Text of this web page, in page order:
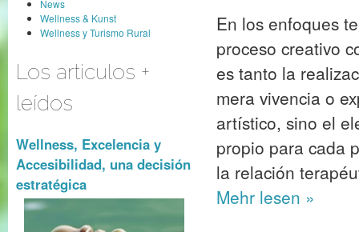
News
Wellness & Kunst
Wellness y Turismo Rural
Los articulos +
leídos
Wellness, Excelencia y
Accesibilidad, una decisión
estratégica
En los enfoques
proceso creativo
es tanto la
mera vivencia o
artístico, sino el
propio para cada
la relación
Mehr lesen »